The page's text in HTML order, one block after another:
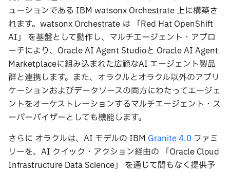
ューションである IBM watsonx Orchestrate 上に構築さ
れます。watsonx Orchestrate は 「Red Hat OpenShift
AI」 を基盤として動作し、マルチエージェント・アプロ
ーチにより、Oracle AI Agent Studioと Oracle AI Agent
Marketplaceに組み込まれた広範なAI エージェント製品
群と連携します。また、オラクルとオラクル以外のアプリ
ケーションおよびデータソースの両⽅にわたってエージェ
ントをオーケストレーションするマルチエージェント・ス
ーパーバイザーとしても機能します。
さらに オラクルは、AI モデルの IBM Granite 4.0 ファミ
リーを、AI クイック・アクション経由の 「Oracle Cloud
Infrastructure Data Science」 を通じて間もなく提供予